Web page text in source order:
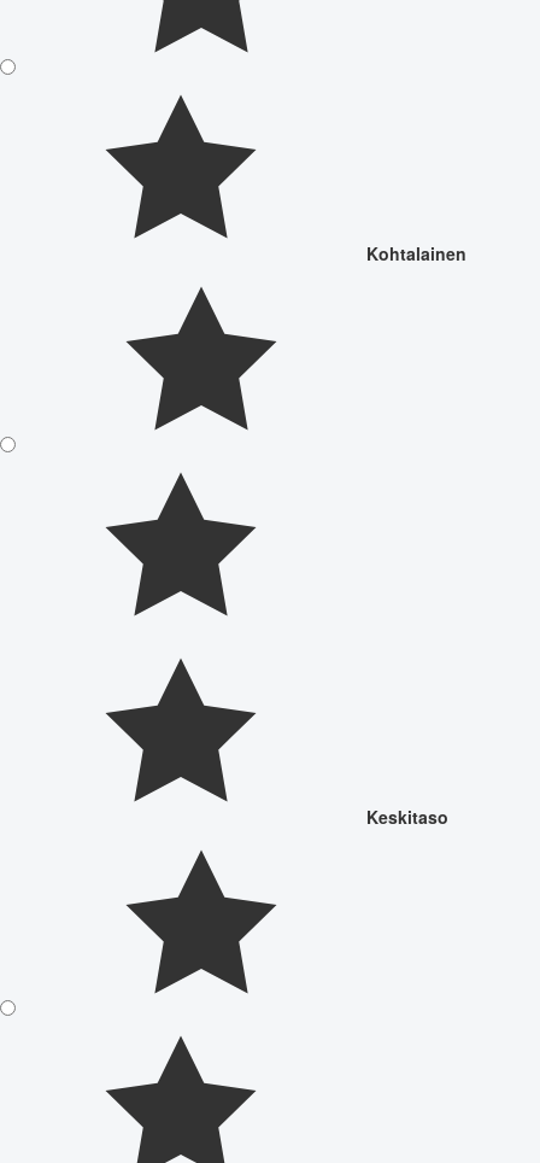
Kohtalainen
Keskitaso